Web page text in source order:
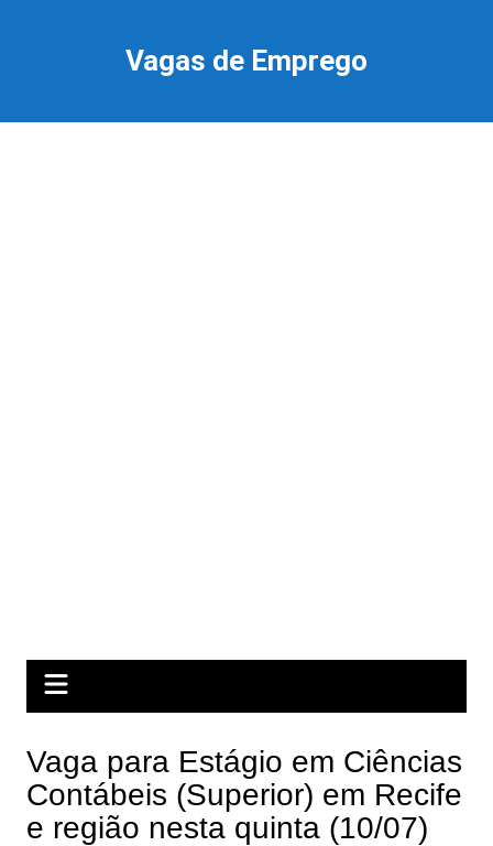
Vagas de Emprego
Vaga para Estágio em Ciências
Contábeis (Superior) em Recife
e região nesta quinta (10/07)